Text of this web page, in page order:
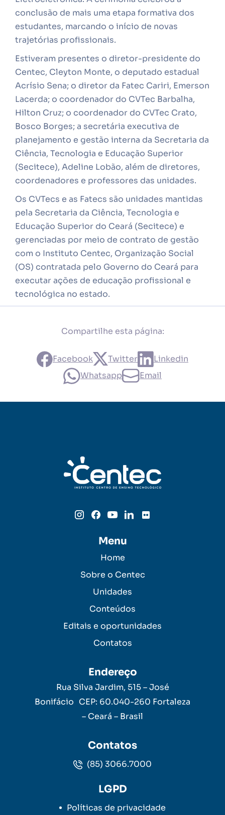
conclusão de mais uma etapa formativa dos
estudantes, marcando o início de novas
trajetórias profissionais.
Estiveram presentes o diretor-presidente do
Centec, Cleyton Monte, o deputado estadual
Acrísio Sena; o diretor da Fatec Cariri, Emerson
Lacerda; o coordenador do CVTec Barbalha,
Hilton Cruz; o coordenador do CVTec Crato,
Bosco Borges; a secretária executiva de
planejamento e gestão interna da Secretaria da
Ciência, Tecnologia e Educação Superior
(Secitece), Adeline Lobão, além de diretores,
coordenadores e professores das unidades.
Os CVTecs e as Fatecs são unidades mantidas
pela Secretaria da Ciência, Tecnologia e
Educação Superior do Ceará (Secitece) e
gerenciadas por meio de contrato de gestão
com o Instituto Centec, Organização Social
(OS) contratada pelo Governo do Ceará para
executar ações de educação profissional e
tecnológica no estado.
Compartilhe esta página:
Facebook Twitter
Linkedin
Whatsapp
Email
Menu
Home
Sobre o Centec
Unidades
Conteúdos
Editais e oportunidades
Contatos
Endereço
Rua Silva Jardim, 515 – José
Bonifácio CEP: 60.040-260 Fortaleza
– Ceará – Brasil
Contatos
(85) 3066.7000
LGPD
Políticas de privacidade